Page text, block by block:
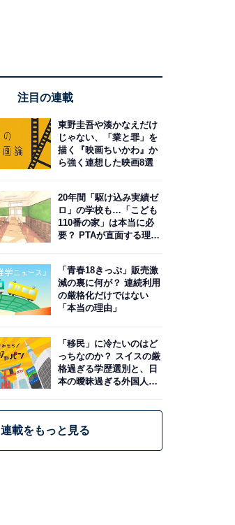
注目の連載
東野圭吾や湊かなえだけ
じゃない、「業と罪」を
描く『映画ちいかわ』か
ら強く連想した映画8選
20年間「駆け込み実績ゼ
ロ」の学校も…「こども
110番の家」は本当に必
要？ PTAが直面する理想
「青春18きっぷ」販売激
減の裏に何が？ 連続利用
の厳格化だけではない
「本当の理由」
「移民」に冷たいのはど
っちなのか？ スイスの厳
格過ぎる学歴選別と、日
本の曖昧過ぎる外国人政
連載をもっと見る